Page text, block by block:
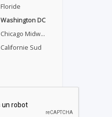
Floride
Washington DC
Chicago Midwest
Californie Sud